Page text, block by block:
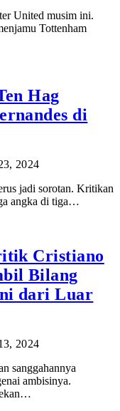
United musim ini.
Tottenham
Hag
di
2024
jadi sorotan. Kritikan
angka di tiga…
Cristiano
Bilang
dari Luar
2024
sanggahannya
ambisinya.